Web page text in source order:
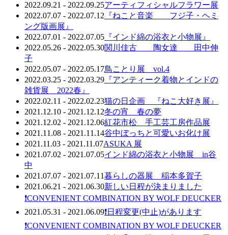
2022.09.21 - 2022.09.25アーティフィシャルフラワー展
2022.07.07 - 2022.07.12 『ねこと音楽 フジ子・ヘミ
ング版画展』
2022.07.01 - 2022.07.05 『インド綿の浴衣と小物展』
2022.05.26 - 2022.05.30関川佳古 陶女達 田中伸
子
2022.05.07 - 2022.05.17鳥ことり展 vol.4
2022.03.25 - 2022.03.29 『アンティーク着物とインドの
雑貨展 2022春』
2022.02.11 - 2022.02.23猫の日企画 『ねこ大好き展』
2021.12.10 - 2021.12.12冬の宵 春の夢
2021.12.02 - 2021.12.06紅花市松 手工芸工房作品展
2021.11.08 - 2021.11.14谷中ぼっちと可愛いお化け展
2021.11.03 - 2021.11.07ASUKA 展
2021.07.02 - 2021.07.05インド綿の浴衣と小物展 in谷
中
2021.07.07 - 2021.07.11暮らしの器展 稲本多賀子
2021.06.21 - 2021.06.30新しい日程が決まりました
❗️CONVENIENT COMBINATION BY WOLF DEUCKER
2021.05.31 - 2021.06.09❗️日程変更(中止)があります
❗️CONVENIENT COMBINATION BY WOLF DEUCKER